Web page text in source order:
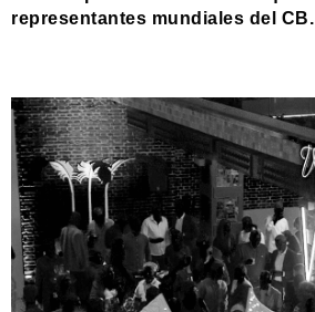
representantes mundiales del CB.